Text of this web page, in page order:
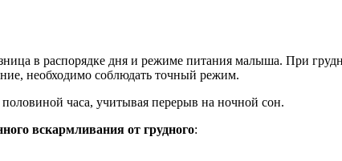
в распорядке дня и режиме питания малыша. При
необходимо соблюдать точный режим.
часа, учитывая перерыв на ночной сон.
вскармливания от грудного: